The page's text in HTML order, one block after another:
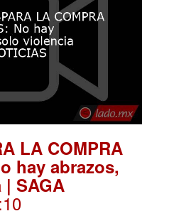
LA COMPRA
hay abrazos,
SAGA